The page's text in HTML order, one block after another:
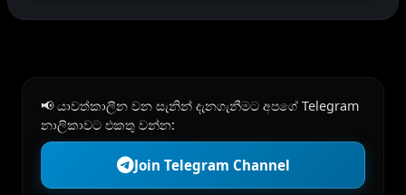
📢 යාවත්කාලීන වන සැනින් දැනගැනීමට අපගේ Telegram
නාලිකාවට එකතු වන්න:
Join Telegram Channel